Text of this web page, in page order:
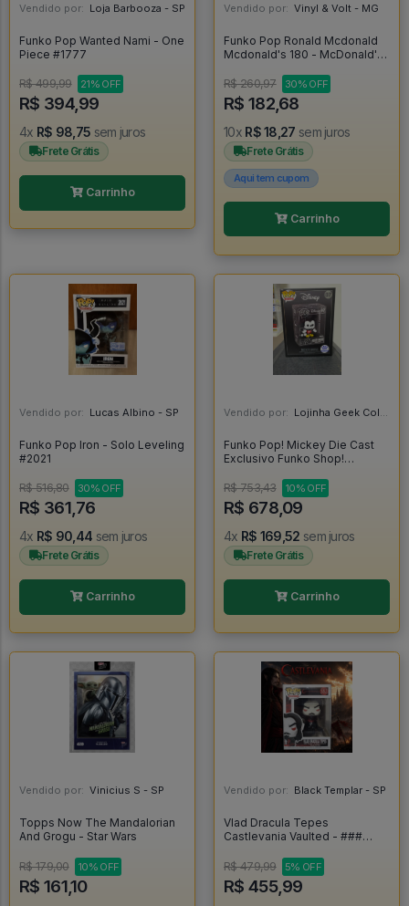
Vendido por: Loja Barbooza - SP
Funko Pop Wanted Nami - One
Piece #1777
R$ 499,99 21% OFF
R$ 394,99
4x R$ 98,75 sem juros
Frete Grátis
Carrinho
Vendido por: Vinyl & Volt - MG
Funko Pop Ronald Mcdonald
Mcdonald's 180 - McDonald's
R$ 260,97
30% OFF
R$ 182,68
10x R$ 18,27 sem juros
Frete Grátis
Aqui tem cupom
Carrinho
Vendido por: Lucas Albino - SP
Funko Pop Iron - Solo Leveling
#2021
R$ 516,80 30% OFF
R$ 361,76
4x R$ 90,44 sem juros
Frete Grátis
Carrinho
Vendido por: Lojinha Geek Colecionáveis - DF
Funko Pop! Mickey Die Cast
Exclusivo Funko Shop!
R$ 753,43
10% OFF
R$ 678,09
4x R$ 169,52 sem juros
Frete Grátis
Carrinho
Vendido por: Vinicius S - SP
Topps Now The Mandalorian
And Grogu - Star Wars
R$ 179,00 10% OFF
R$ 161,10
Vendido por: Black Templar - SP
Vlad Dracula Tepes
Castlevania Vaulted - ###
R$ 479,99
5% OFF
R$ 455,99